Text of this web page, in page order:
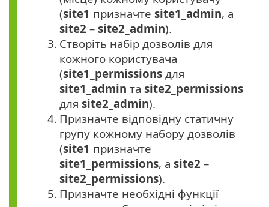
(site1 призначте site1_admin, а
site2 – site2_admin).
3. Створіть набір дозволів для
кожного користувача
(site1_permissions для
site1_admin та site2_permissions
для site2_admin).
4. Призначте відповідну статичну
групу кожному набору дозволів
(site1 призначте
site1_permissions, а site2 –
site2_permissions).
5. Призначте необхідні функції